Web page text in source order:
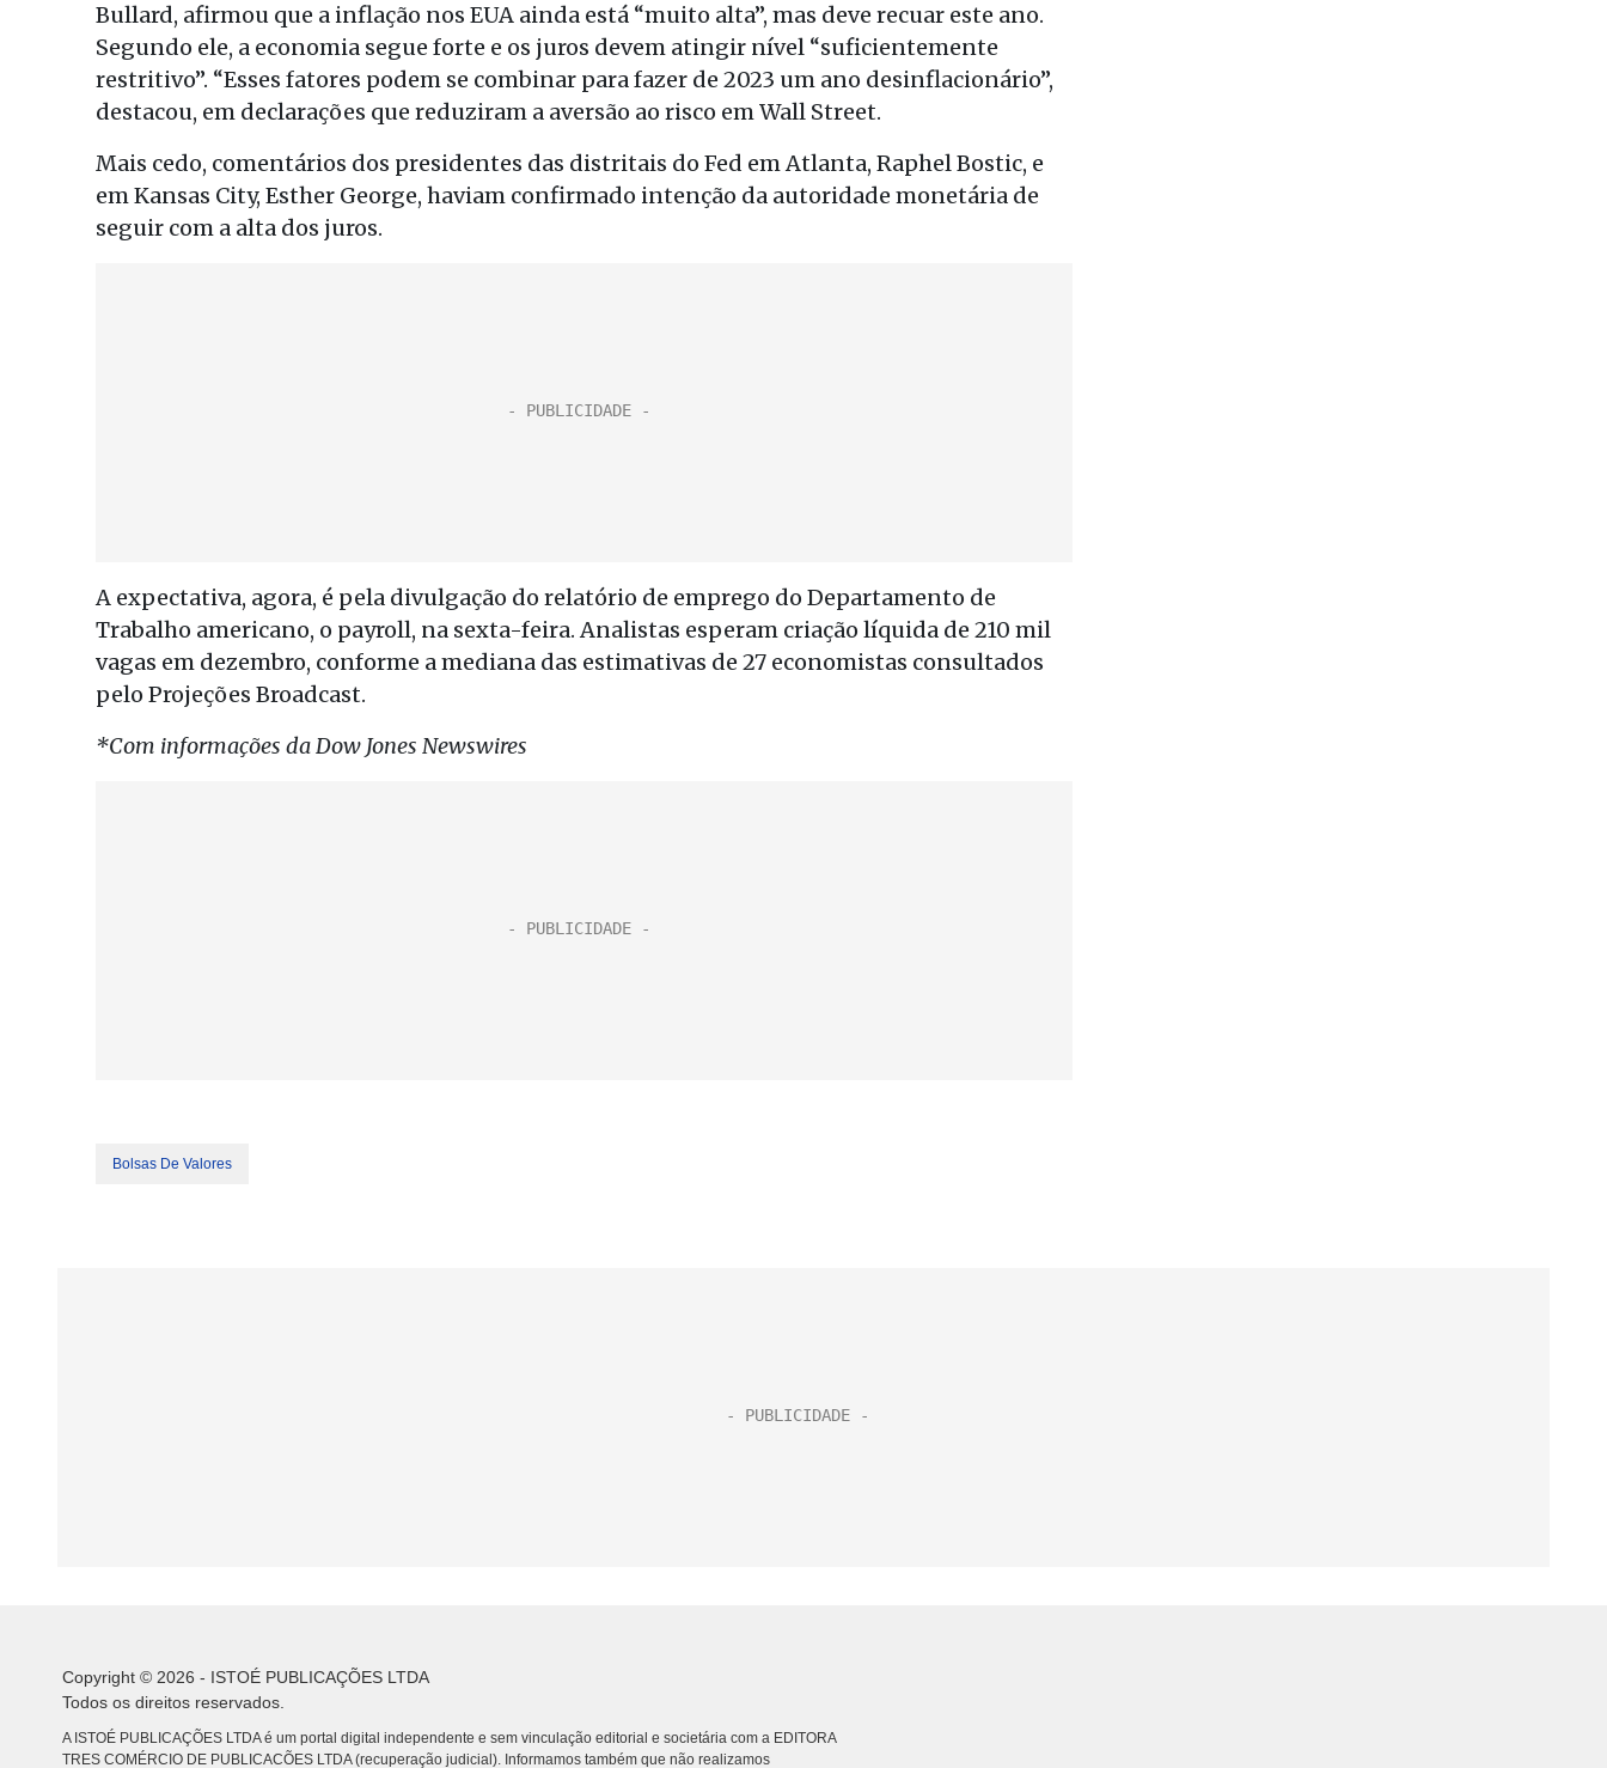
Bullard, afirmou que a inflação nos EUA ainda está “muito alta”, mas deve recuar este ano.
Segundo ele, a economia segue forte e os juros devem atingir nível “suficientemente
restritivo”. “Esses fatores podem se combinar para fazer de 2023 um ano desinflacionário”,
destacou, em declarações que reduziram a aversão ao risco em Wall Street.
Mais cedo, comentários dos presidentes das distritais do Fed em Atlanta, Raphel Bostic, e
em Kansas City, Esther George, haviam confirmado intenção da autoridade monetária de
seguir com a alta dos juros.
A expectativa, agora, é pela divulgação do relatório de emprego do Departamento de
Trabalho americano, o payroll, na sexta-feira. Analistas esperam criação líquida de 210 mil
vagas em dezembro, conforme a mediana das estimativas de 27 economistas consultados
pelo Projeções Broadcast.
*Com informações da Dow Jones Newswires
Bolsas De Valores
Copyright © 2026 - ISTOÉ PUBLICAÇÕES LTDA
Todos os direitos reservados.
A ISTOÉ PUBLICAÇÕES LTDA é um portal digital independente e sem vinculação editorial e societária com a EDITORA
TRES COMÉRCIO DE PUBLICACÕES LTDA (recuperação judicial). Informamos também que não realizamos